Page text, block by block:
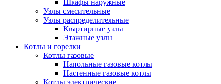
Шкафы наружные
Узлы смесительные
Узлы распределительные
Квартирные узлы
Этажные узлы
Котлы и горелки
Котлы газовые
Напольные газовые котлы
Настенные газовые котлы
Котлы электрические